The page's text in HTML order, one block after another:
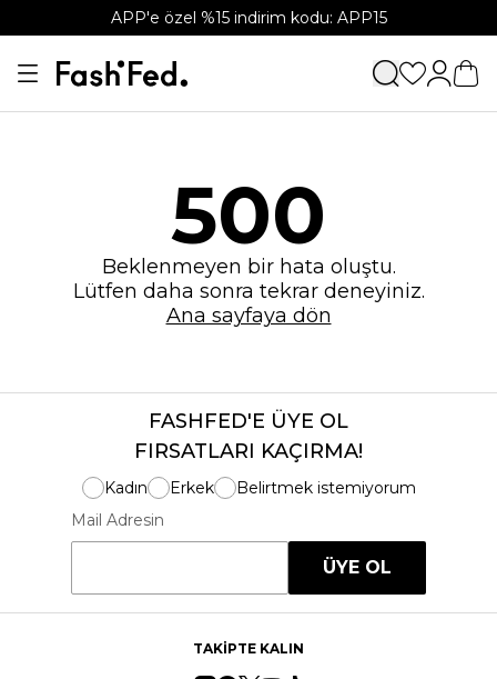
APP'e özel %15 indirim kodu: APP15
500
Beklenmeyen bir hata oluştu.
Lütfen daha sonra tekrar deneyiniz.
Ana sayfaya dön
FASHFED'E ÜYE OL
FIRSATLARI KAÇIRMA!
Kadın Erkek
Belirtmek istemiyorum
Mail Adresin
ÜYE OL
TAKİPTE KALIN